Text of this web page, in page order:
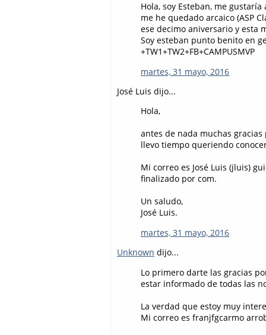
Hola, soy Esteban, me
me he quedado arcaico (ASP
ese decimo aniversario y esta
Soy esteban punto benito en
+TW1+TW2+FB+CAMPUSMVP
martes, 31 mayo, 2016
José Luis dijo...
Hola,
antes de nada muchas
llevo tiempo queriendo
Mi correo es José Luis (jluis)
finalizado por com.
Un saludo,
José Luis.
martes, 31 mayo, 2016
Unknown dijo...
Lo primero darte las gracias
estar informado de todas las
La verdad que estoy muy
Mi correo es franjfgcarmo